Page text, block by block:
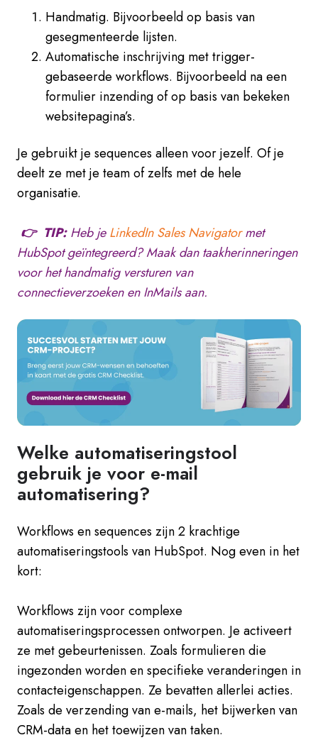
Handmatig. Bijvoorbeeld op basis van
gesegmenteerde lijsten.
Automatische inschrijving met trigger-
gebaseerde workflows. Bijvoorbeeld na een
formulier inzending of op basis van bekeken
websitepagina’s.
Je gebruikt je sequences alleen voor jezelf. Of je
deelt ze met je team of zelfs met de hele
organisatie.
👉 TIP:Heb jeLinkedIn Sales Navigatormet
HubSpot geïntegreerd? Maak dan taakherinneringen
voor het handmatig versturen van
connectieverzoeken en InMails aan.
Welke automatiseringstool
gebruik je voor e-mail
automatisering?
Workflows en sequences zijn 2 krachtige
automatiseringstools van HubSpot. Nog even in het
kort:
Workflows zijn voor complexe
automatiseringsprocessen ontworpen. Je activeert
ze met gebeurtenissen. Zoals formulieren die
ingezonden worden en specifieke veranderingen in
contacteigenschappen. Ze bevatten allerlei acties.
Zoals de verzending van e-mails, het bijwerken van
CRM-data en het toewijzen van taken.